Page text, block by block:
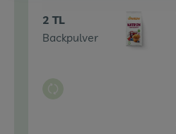
2 TL
Backpulver
Auswahl ändern